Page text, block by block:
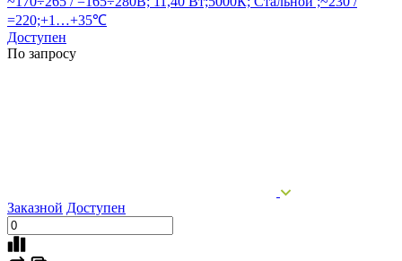
=220;+1…+35℃
Доступен
По запросу
Заказной Доступен